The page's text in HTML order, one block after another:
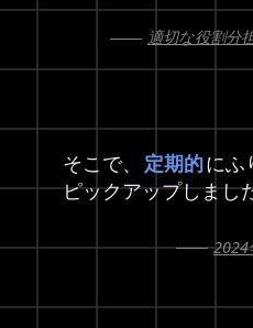
適切な役割分
そこで、 定期的にふ
ピックアップしまし